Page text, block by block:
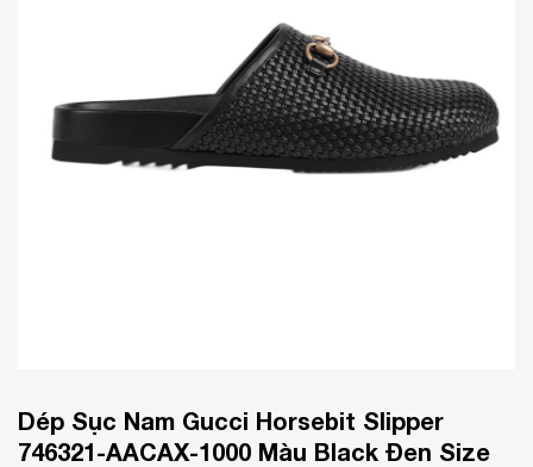
Dép Sục Nam Gucci Horsebit Slipper
746321-AACAX-1000 Màu Black Đen Size